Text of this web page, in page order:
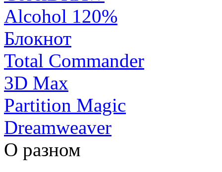
Alcohol 120%
Блокнот
Total Commander
3D Max
Partition Magic
Dreamweaver
О разном